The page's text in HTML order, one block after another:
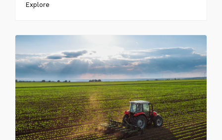
Explore